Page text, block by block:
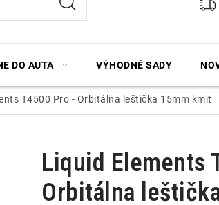
DO AUTA VÝHODNÉ SADY
T4500 Pro - Orbitálna leštička 15mm kmit
Liquid Elements
Orbitálna